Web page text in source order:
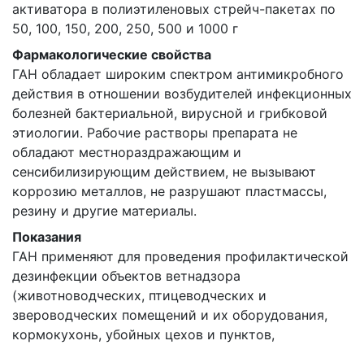
активатора в полиэтиленовых стрейч-пакетах по
50, 100, 150, 200, 250, 500 и 1000 г
Фармакологические свойства
ГАН обладает широким спектром антимикробного
действия в отношении возбудителей инфекционных
болезней бактериальной, вирусной и грибковой
этиологии. Рабочие растворы препарата не
обладают местнораздражающим и
сенсибилизирующим действием, не вызывают
коррозию металлов, не разрушают пластмассы,
резину и другие материалы.
Показания
ГАН применяют для проведения профилактической
дезинфекции объектов ветнадзора
(животноводческих, птицеводческих и
звероводческих помещений и их оборудования,
кормокухонь, убойных цехов и пунктов,